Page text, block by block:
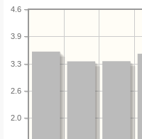
2.0
2.6
3.3
3.9
4.6